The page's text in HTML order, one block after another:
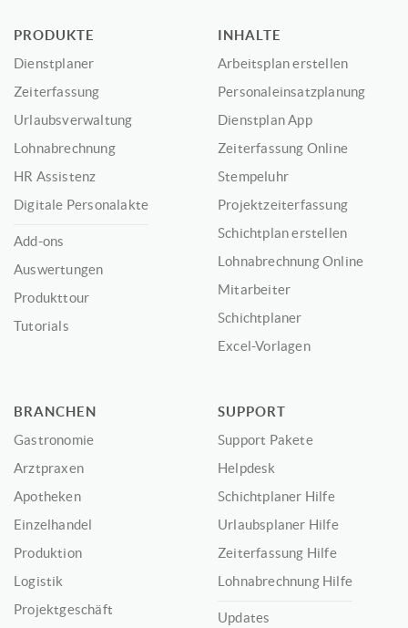
PRODUKTE
Dienstplaner
Zeiterfassung
Urlaubsverwaltung
Lohnabrechnung
HR Assistenz
Digitale Personalakte
Add-ons
Auswertungen
Produkttour
Tutorials
INHALTE
Arbeitsplan erstellen
Personaleinsatzplanung
Dienstplan App
Zeiterfassung Online
Stempeluhr
Projektzeiterfassung
Schichtplan erstellen
Lohnabrechnung Online
Mitarbeiter
Schichtplaner
Excel-Vorlagen
BRANCHEN
Gastronomie
Arztpraxen
Apotheken
Einzelhandel
Produktion
Logistik
Projektgeschäft
SUPPORT
Support Pakete
Helpdesk
Schichtplaner Hilfe
Urlaubsplaner Hilfe
Zeiterfassung Hilfe
Lohnabrechnung Hilfe
Updates